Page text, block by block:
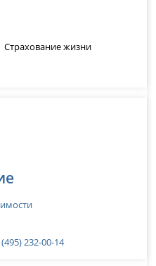
Страхование жизни
232-00-14